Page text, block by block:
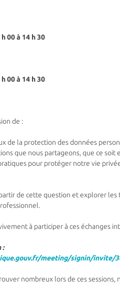
00 à 14 h 30
00 à 14 h 30
de :
de la protection des données
que nous partageons, que ce soit
pour protéger notre vie
de cette question et explorer
à participer à ces échanges
:
meeting/signin/invite/
nombreux lors de ces